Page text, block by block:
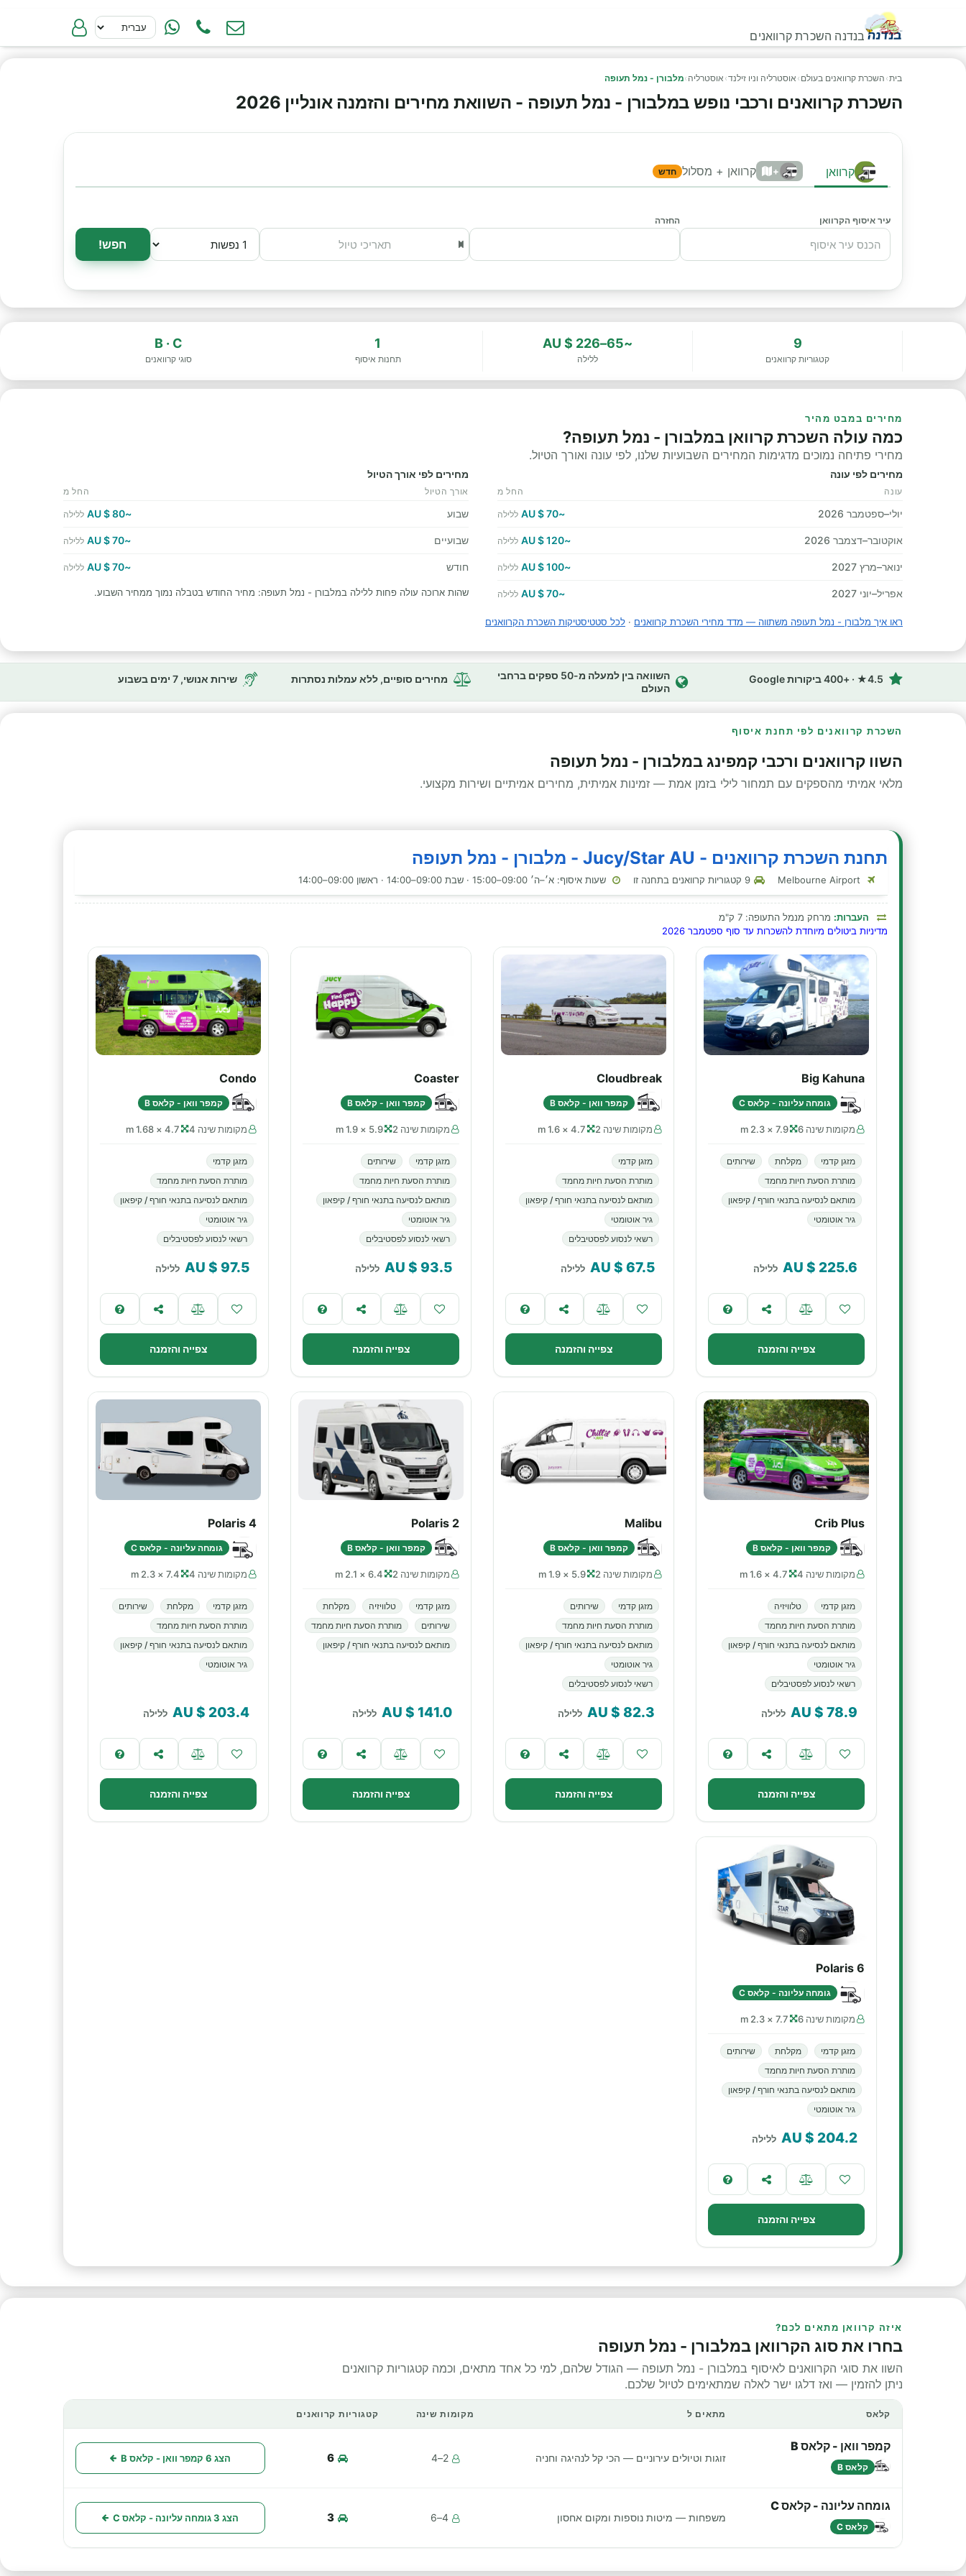
בנדנה השכרת קרוואנים
בית› השכרת קרוואנים בעולם › אוסטרליה וניו זילנד› אוסטרליה ›מלבורן - נמל תעופה
השכרת קרוואנים ורכבי נופש במלבורן - נמל תעופה - השוואת מחירים והזמנה אונליין 2026
קרוואן + קרוואן + מסלול חדש
עיר איסוף הקרוואן החזרה
חפש!
9
קטגוריות קרוואנים
~65–226 $ AU
ללילה
1
תחנות איסוף
B · C
סוגי קרוואנים
מחירים במבט מהיר
כמה עולה השכרת קרוואן במלבורן - נמל תעופה?
מחירי פתיחה נמוכים מדגימות המחירים השבועיות שלנו, לפי עונה ואורך הטיול.
מחירים לפי עונה
עונה החל מ
יולי–ספטמבר 2026 ~70 $ AU ללילה
אוקטובר–דצמבר 2026 ~120 $ AU ללילה
ינואר–מרץ 2027 ~100 $ AU ללילה
אפריל–יוני 2027 ~70 $ AU ללילה
מחירים לפי אורך הטיול
אורך הטיול החל מ
שבוע ~80 $ AU ללילה
שבועיים ~70 $ AU ללילה
חודש ~70 $ AU ללילה
שהות ארוכה עולה פחות ללילה במלבורן - נמל תעופה: מחיר החודש בטבלה נמוך ממחיר השבוע.
ראו איך מלבורן - נמל תעופה משתווה — מדד מחירי השכרת קרוואנים · לכל סטטיסטיקות השכרת הקרוואנים
4.5★ · +400 ביקורות Google
השוואה בין למעלה מ-50 ספקים ברחבי
העולם
מחירים סופיים, ללא עמלות נסתרות שירות אנושי, 7 ימים בשבוע
השכרת קרוואנים לפי תחנת איסוף
השוו קרוואנים ורכבי קמפינג במלבורן - נמל תעופה
מלאי אמיתי מהספקים עם תמחור לילי בזמן אמת — זמינות אמיתית, מחירים אמיתיים ושירות מקצועי.
תחנת השכרת קרוואנים - Jucy/Star AU - מלבורן - נמל תעופה
שעות איסוף: א׳–ה׳ 09:00–15:00 · שבת 09:00–14:00 · ראשון 09:00–14:00
העברות: מרחק מנמל התעופה: 7 ק"מ
מדיניות ביטולים מיוחדת להשכרות עד סוף ספטמבר 2026
Big Kahuna
גומחה עליונה - קלאס C
מקומות שינה 6 7.9 × 2.3 m
מזגן קדמי מקלחת
שירותים
מותרת הסעת חיות מחמד
מותאם לנסיעה בתנאי חורף / קיפאון
גיר אוטומטי
225.6
$ AU ללילה
צפייה והזמנה
Cloudbreak
קמפר וואן - קלאס B
מקומות שינה 2 4.7 × 1.6 m
מזגן קדמי
מותרת הסעת חיות מחמד
מותאם לנסיעה בתנאי חורף / קיפאון
גיר אוטומטי
רשאי לנסוע לפסטיבלים
67.5
$ AU ללילה
צפייה והזמנה
Coaster
קמפר וואן - קלאס B
מקומות שינה 2 5.9 × 1.9 m
מזגן קדמי
שירותים
מותרת הסעת חיות מחמד
מותאם לנסיעה בתנאי חורף / קיפאון
גיר אוטומטי
רשאי לנסוע לפסטיבלים
93.5
$ AU ללילה
צפייה והזמנה
Condo
קמפר וואן - קלאס B
מקומות שינה 4 4.7 × 1.68 m
מזגן קדמי
מותרת הסעת חיות מחמד
מותאם לנסיעה בתנאי חורף / קיפאון
גיר אוטומטי
רשאי לנסוע לפסטיבלים
97.5
$ AU ללילה
צפייה והזמנה
Crib Plus
קמפר וואן - קלאס B
מקומות שינה 4 4.7 × 1.6 m
מזגן קדמי
טלוויזיה
מותרת הסעת חיות מחמד
מותאם לנסיעה בתנאי חורף / קיפאון
גיר אוטומטי
רשאי לנסוע לפסטיבלים
78.9
$ AU ללילה
צפייה והזמנה
Malibu
קמפר וואן - קלאס B
מקומות שינה 2 5.9 × 1.9 m
מזגן קדמי
שירותים
מותרת הסעת חיות מחמד
מותאם לנסיעה בתנאי חורף / קיפאון
גיר אוטומטי
רשאי לנסוע לפסטיבלים
82.3
$ AU ללילה
צפייה והזמנה
Polaris 2
קמפר וואן - קלאס B
מקומות שינה 2 6.4 × 2.1 m
מזגן קדמי טלוויזיה
מקלחת
שירותים
מותרת הסעת חיות מחמד
מותאם לנסיעה בתנאי חורף / קיפאון
141.0
$ AU ללילה
צפייה והזמנה
Polaris 4
גומחה עליונה - קלאס C
מקומות שינה 4 7.4 × 2.3 m
מזגן קדמי מקלחת
שירותים
מותרת הסעת חיות מחמד
מותאם לנסיעה בתנאי חורף / קיפאון
גיר אוטומטי
203.4
$ AU ללילה
צפייה והזמנה
Polaris 6
גומחה עליונה - קלאס C
מקומות שינה 6 7.7 × 2.3 m
מזגן קדמי מקלחת
שירותים
מותרת הסעת חיות מחמד
מותאם לנסיעה בתנאי חורף / קיפאון
גיר אוטומטי
204.2
$ AU ללילה
צפייה והזמנה
איזה קרוואן מתאים לכם?
בחרו את סוג הקרוואן במלבורן - נמל תעופה
השוו את סוגי הקרוואנים לאיסוף במלבורן - נמל תעופה — הגודל שלהם, למי כל אחד מתאים, וכמה קטגוריות קרוואנים
ניתן להזמין — ואז דלגו ישר לאלה שמתאימים לטיול שלכם.
קלאס מתאים ל מקומות שינה קטגוריות קרוואנים
קמפר וואן - קלאס B
קלאס B
זוגות וטיולים עירוניים — הכי קל לנהיגה וחניה 2–4
6 הצג 6 קמפר וואן - קלאס B
גומחה עליונה - קלאס C
קלאס C
משפחות — מיטות נוספות ומקום אחסון 4–6
3 הצג 3 גומחה עליונה - קלאס C